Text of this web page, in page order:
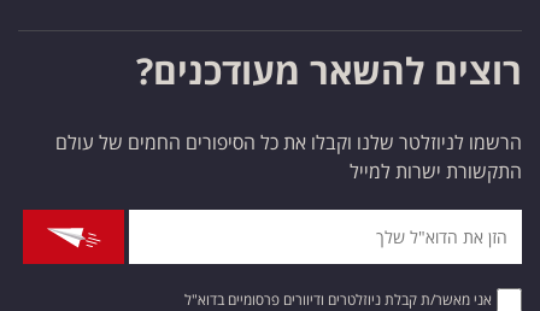
רוצים להשאר מעודכנים?
הרשמו לניוזלטר שלנו וקבלו את כל הסיפורים החמים של עולם
התקשורת ישרות למייל
אני מאשר/ת קבלת ניוזלטרים ודיוורים פרסומיים בדוא"ל